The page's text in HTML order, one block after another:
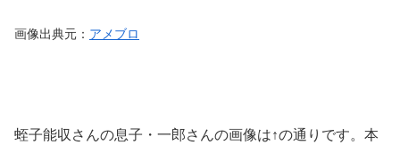
画像出典元： アメブロ
蛭子能収さんの息子・一郎さんの画像は↑の通りです。本